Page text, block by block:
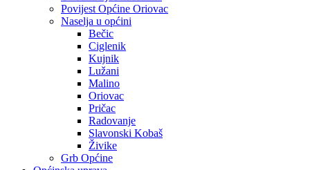
Povijest Općine Oriovac
Naselja u općini
Bečic
Ciglenik
Kujnik
Lužani
Malino
Oriovac
Pričac
Radovanje
Slavonski Kobaš
Živike
Grb Općine